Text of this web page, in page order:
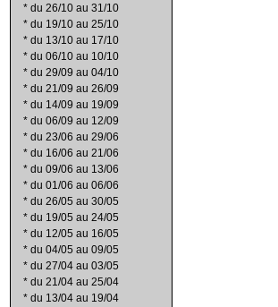
* du 26/10 au 31/10
* du 19/10 au 25/10
* du 13/10 au 17/10
* du 06/10 au 10/10
* du 29/09 au 04/10
* du 21/09 au 26/09
* du 14/09 au 19/09
* du 06/09 au 12/09
* du 23/06 au 29/06
* du 16/06 au 21/06
* du 09/06 au 13/06
* du 01/06 au 06/06
* du 26/05 au 30/05
* du 19/05 au 24/05
* du 12/05 au 16/05
* du 04/05 au 09/05
* du 27/04 au 03/05
* du 21/04 au 25/04
* du 13/04 au 19/04